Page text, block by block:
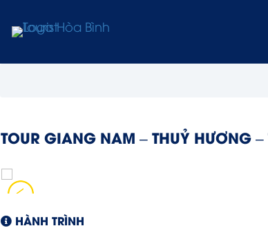
TOUR GIANG NAM – THUỶ HƯƠNG
HÀNH TRÌNH